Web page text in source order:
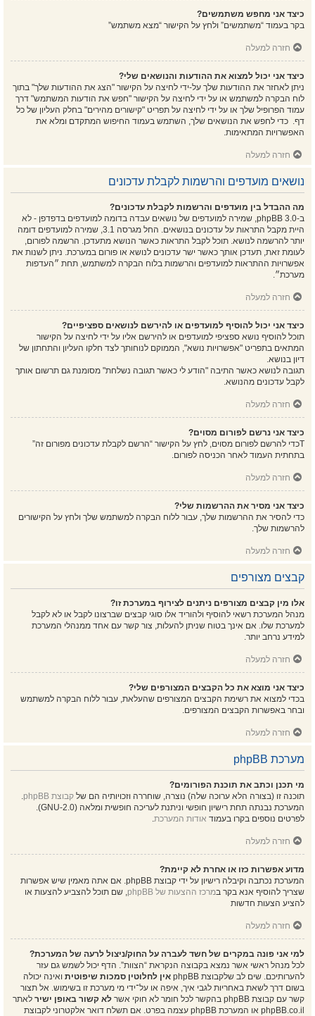
כיצד אני מחפש משתמשים?
בקר בעמוד “משתמשים” ולחץ על הקישור “מצא משתמש”
חזרה למעלה
כיצד אני יכול למצוא את ההודעות והנושאים שלי?
ניתן לאחזר את ההודעות שלך על-ידי לחיצה על הקישור "הצג את ההודעות שלך" בתוך
לוח הבקרה למשתמש או על ידי לחיצה על הקישור "חפש את הודעות המשתמש" דרך
עמוד הפרופיל שלך או על ידי לחיצה על תפריט "קישורים מהירים" בחלק העליון של כל
דף. כדי לחפש את הנושאים שלך, השתמש בעמוד החיפוש המתקדם ומלא את
האפשרויות המתאימות.
חזרה למעלה
נושאים מועדפים והרשמות לקבלת עדכונים
מה ההבדל בין מועדפים והרשמות לקבלת עדכונים?
ב-phpBB 3.0, שמירה למועדפים של נושאים עבדה בדומה למועדפים בדפדפן - לא
היית מקבל התראות על עדכונים בנושאים. החל מגרסה 3.1, שמירה למועדפים דומה
יותר להרשמה לנושא. תוכל לקבל התראות כאשר הנושא מתעדכן. הרשמה לפורום,
לעומת זאת, תעדכן אותך כאשר ישר עדכונים לנושא או פורום במערכת. ניתן לשנות את
אפשרויות ההתראות למועדפים והרשמות בלוח הבקרה למשתמש, תחת ״העדפות
מערכת״.
חזרה למעלה
כיצד אני יכול להוסיף למועדפים או להירשם לנושאים ספציפיים?
תוכל להוסיף נושא ספציפי למועדפים או להירשם אליו על ידי לחיצה על הקישור
המתאים בתפריט "אפשרויות נושא", הממוקם לנוחותך לצד חלקו העליון והתחתון של
דיון בנושא.
תגובה לנושא כאשר התיבה "הודע לי כאשר תגובה נשלחת" מסומנת גם תרשום אותך
לקבל עדכונים מהנושא.
חזרה למעלה
כיצד אני נרשם לפורום מסוים?
Tכדי להרשם לפורום מסוים, לחץ על הקישור “הרשם לקבלת עדכונים מפורום זה”
בתחתית העמוד לאחר הכניסה לפורום.
חזרה למעלה
כיצד אני מסיר את ההרשמות שלי?
כדי להסיר את ההרשמות שלך, עבור ללוח הבקרה למשתמש שלך ולחץ על הקישורים
להרשמות שלך.
חזרה למעלה
קבצים מצורפים
אלו מין קבצים מצורפים ניתנים לצירוף במערכת זו?
מנהל המערכת רשאי להוסיף ולהוריד אלו סוגי קבצים שברצונו לקבל או לא לקבל
למערכת שלו. אם אינך בטוח שניתן להעלות, צור קשר עם אחד ממנהלי המערכת
למידע נרחב יותר.
חזרה למעלה
כיצד אני מוצא את כל הקבצים המצורפים שלי?
בכדי למצוא את רשימת הקבצים המצורפים שהעלאת, עבור ללוח הבקרה למשתמש
ובחר באפשרות הקבצים המצורפים.
חזרה למעלה
מערכת phpBB
מי תכנן וכתב את תוכנת הפורומים?
תוכנה זו (בצורה הלא ערוכה שלה) נוצרה, שוחררה וזכויותיה הם של קבוצת phpBB
.
המערכת נבנתה תחת רישיון חופשי וניתנת לעריכה חופשית ומלאה (GNU-2.0).
לפרטים נוספים בקרו בעמוד אודות המערכת.
חזרה למעלה
מדוע אפשרות כזו או אחרת לא קיימת?
המערכת נכתבה וקיבלה רישיון על ידי קבוצת phpBB. אם אתה מאמין שיש אפשרות
שצריך להוסיף אנא בקר במרכז ההצעות של phpBB
, שם תוכל להצביע להצעות או
להציע הצעות חדשות
חזרה למעלה
למי אני פונה במקרים של חשד לעברה על החוק/ניצול לרעה של המערכת?
לכל מנהל ראשי אשר נמצא בקבוצה הנקראת “הצוות”. הדף יכול לשמש גם עזר
להערותיכם. שים לב שלקבוצת phpBB
אין לחלוטין סמכות שיפוטית ואינה יכולה
בשום דרך לשאת באחריות לגבי איך, איפה או על־ידי מי מערכת זו בשימוש. אל תצור
קשר עם קבוצת phpBB בהקשר לכל חומר לא חוקי אשר
לא קשור באופן ישיר לאתר
phpBB.co.il או המערכת phpBB עצמה בפרט. אם תשלח דואר אלקטרוני לקבוצת